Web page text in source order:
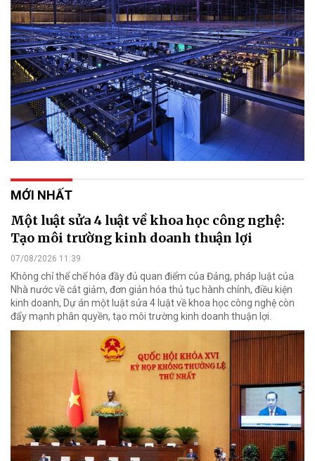
MỚI NHẤT
Một luật sửa 4 luật về khoa học công nghệ:
Tạo môi trường kinh doanh thuận lợi
07/08/2026 11:39
Không chỉ thể chế hóa đầy đủ quan điểm của Đảng, pháp luật của
Nhà nước về cắt giảm, đơn giản hóa thủ tục hành chính, điều kiện
kinh doanh, Dự án một luật sửa 4 luật về khoa học công nghệ còn
đẩy mạnh phân quyền, tạo môi trường kinh doanh thuận lợi.